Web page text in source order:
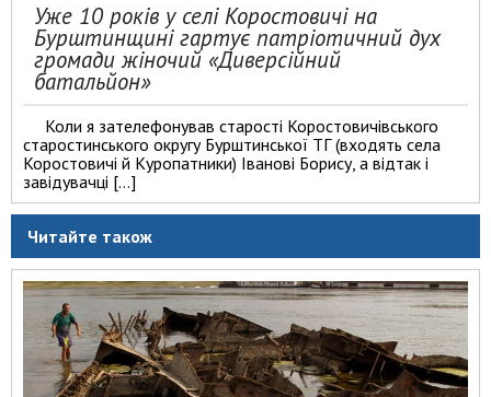
Уже 10 років у селі Коростовичі на
Бурштинщині гартує патріотичний дух
громади жіночий «Диверсійний
батальйон»
Коли я зателефонував старості Коростовичівського
старостинського округу Бурштинської ТГ (входять села
Коростовичі й Куропатники) Іванові Борису, а відтак і
завідувачці […]
Читайте також